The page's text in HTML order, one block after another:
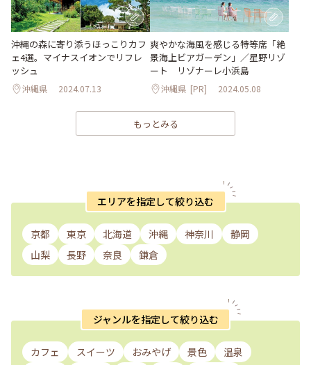
沖縄の森に寄り添うほっこりカフ
ェ4選。マイナスイオンでリフレ
ッシュ
沖縄県 2024.07.13
爽やかな海⾵を感じる特等席「絶
景海上ビアガーデン」／星野リゾ
ート リゾナーレ⼩浜島
沖縄県 [PR] 2024.05.08
もっとみる
エリアを指定して絞り込む
京都 東京 北海道 沖縄 神奈川
静岡
山梨
長野 奈良 鎌倉
ジャンルを指定して絞り込む
カフェ スイーツ おみやげ 景色
温泉